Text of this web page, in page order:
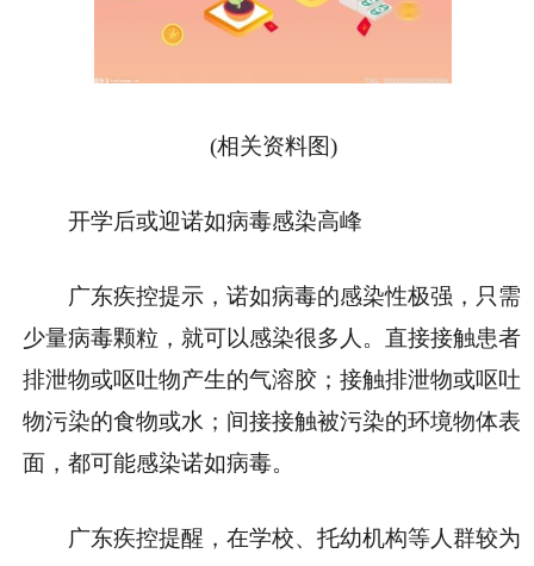
(相关资料图)
开学后或迎诺如病毒感染高峰
广东疾控提示，诺如病毒的感染性极强，只需
少量病毒颗粒，就可以感染很多人。直接接触患者
排泄物或呕吐物产生的气溶胶；接触排泄物或呕吐
物污染的食物或水；间接接触被污染的环境物体表
面，都可能感染诺如病毒。
广东疾控提醒，在学校、托幼机构等人群较为